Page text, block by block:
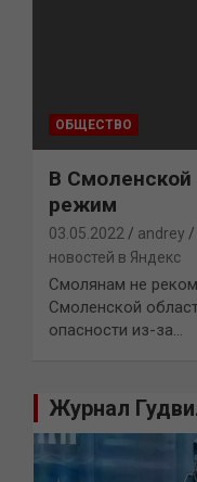
ОБЩЕСТВО
В
режим
03.05.2022 andrey
новостей в Яндекс
Смолянам не
Смоленской
опасности из-за…
Журнал